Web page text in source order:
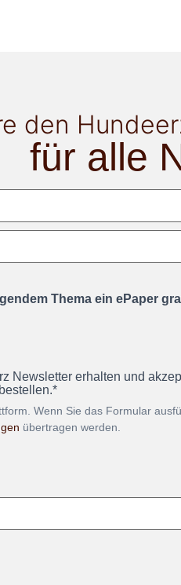
den
für alle
Thema ein ePaper
Newsletter erhalten und
Wenn Sie das Formular
übertragen werden.